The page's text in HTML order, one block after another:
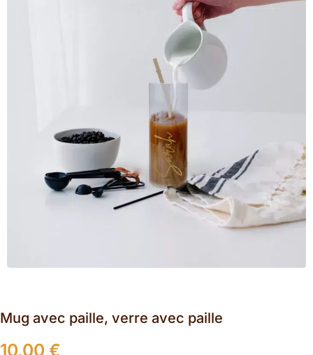
Mug avec paille, verre avec paille
10,00 €